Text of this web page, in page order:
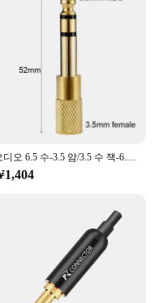
running in no time.
to be adaptable to a
repairs to more
indispensable tool
maintenance.
are not just
about
importance of
is why we offer
making them
and individuals
you can enjoy the
breaking the
repair shop or
laptop repairs,
value and
오디오 6.5 수-3.5 암/3.5 수 잭-6.35 암 어댑터 앰프 어댑터, 소형-대형 마이크로